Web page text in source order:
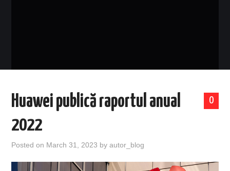
0
Huawei publică raportul anual
2022
Posted on March 31, 2023 byautor_blog